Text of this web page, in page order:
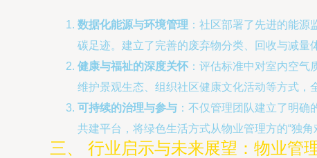
数据化能源与环境管理 ：社区部署了先进的能
碳足迹。建立了完善的废弃物分类、回收与减量
健康与福祉的深度关怀 ：评估标准中对室内空
维护景观生态、组织社区健康文化活动等方式，
可持续的治理与参与 ：不仅管理团队建立了明
共建平台，将绿色生活方式从物业管理方的“独角
三、 行业启示与未来展望：物业管